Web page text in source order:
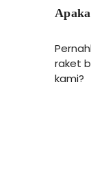
raket
kami?